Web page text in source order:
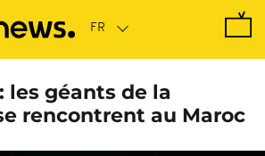
les géants de la
rencontrent au Maroc